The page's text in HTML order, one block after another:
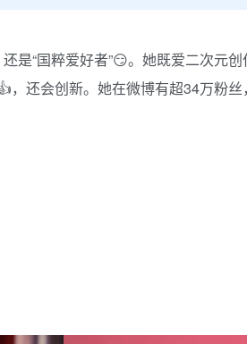
“国粹爱好者”😏。她既爱二次元
还会创新。她在微博有超34万粉